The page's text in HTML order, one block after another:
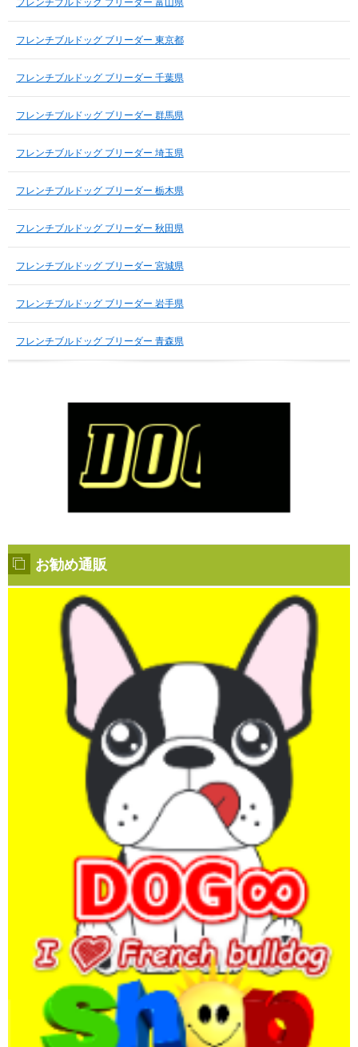
フレンチブルドッグ ブリーダー 富山県
フレンチブルドッグ ブリーダー 東京都
フレンチブルドッグ ブリーダー 千葉県
フレンチブルドッグ ブリーダー 群馬県
フレンチブルドッグ ブリーダー 埼玉県
フレンチブルドッグ ブリーダー 栃木県
フレンチブルドッグ ブリーダー 秋田県
フレンチブルドッグ ブリーダー 宮城県
フレンチブルドッグ ブリーダー 岩手県
フレンチブルドッグ ブリーダー 青森県
お勧め通販